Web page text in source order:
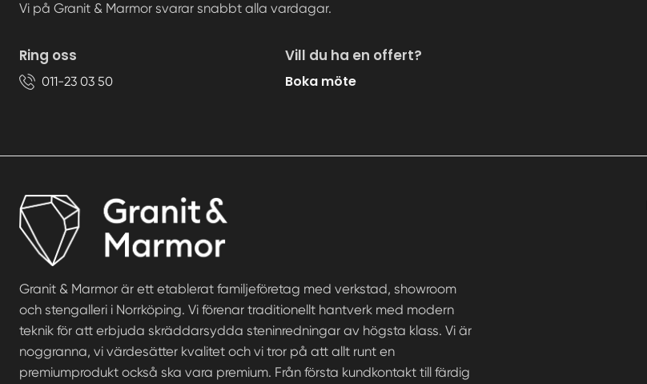
Vi på Granit & Marmor svarar snabbt alla vardagar.
Ring oss
011-23 03 50
Vill du ha en offert?
Boka möte
Granit & Marmor är ett etablerat familjeföretag med verkstad, showroom
och stengalleri i Norrköping. Vi förenar traditionellt hantverk med modern
teknik för att erbjuda skräddarsydda steninredningar av högsta klass. Vi är
noggranna, vi värdesätter kvalitet och vi tror på att allt runt en
premiumprodukt också ska vara premium. Från första kundkontakt till färdig